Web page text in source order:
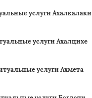
услуги Ахалкалаки
услуги Ахалцихе
услуги Ахмета